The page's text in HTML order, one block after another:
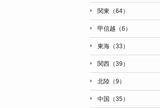
関東（64）
甲信越（6）
東海（33）
関西（39）
北陸（9）
中国（35）